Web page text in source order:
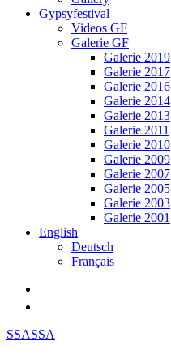
Gypsyfestival
Videos GF
Galerie GF
Galerie 2019
Galerie 2017
Galerie 2016
Galerie 2014
Galerie 2013
Galerie 2011
Galerie 2010
Galerie 2009
Galerie 2007
Galerie 2005
Galerie 2003
Galerie 2001
English
Deutsch
Français
SSASSA